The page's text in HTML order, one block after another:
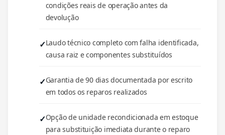
condições reais de operação antes da
devolução
Laudo técnico completo com falha identificada,
causa raiz e componentes substituídos
Garantia de 90 dias documentada por escrito
em todos os reparos realizados
Opção de unidade recondicionada em estoque
para substituição imediata durante o reparo